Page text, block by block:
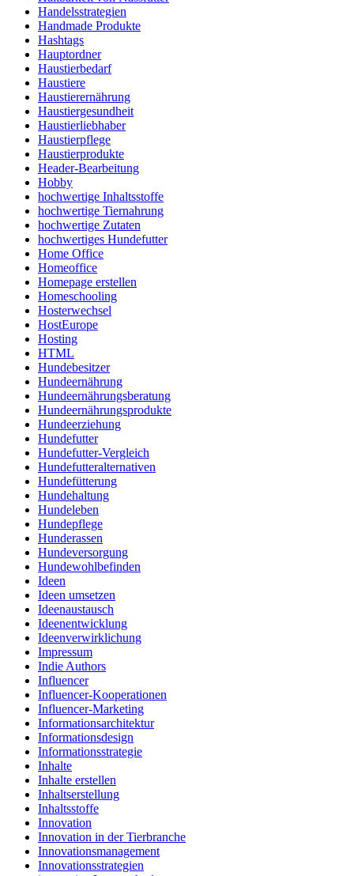
Handelsstrategien
Handmade Produkte
Hashtags
Hauptordner
Haustierbedarf
Haustiere
Haustierernährung
Haustiergesundheit
Haustierliebhaber
Haustierpflege
Haustierprodukte
Header-Bearbeitung
Hobby
hochwertige Inhaltsstoffe
hochwertige Tiernahrung
hochwertige Zutaten
hochwertiges Hundefutter
Home Office
Homeoffice
Homepage erstellen
Homeschooling
Hosterwechsel
HostEurope
Hosting
HTML
Hundebesitzer
Hundeernährung
Hundeernährungsberatung
Hundeernährungsprodukte
Hundeerziehung
Hundefutter
Hundefutter-Vergleich
Hundefutteralternativen
Hundefütterung
Hundehaltung
Hundeleben
Hundepflege
Hunderassen
Hundeversorgung
Hundewohlbefinden
Ideen
Ideen umsetzen
Ideenaustausch
Ideenentwicklung
Ideenverwirklichung
Impressum
Indie Authors
Influencer
Influencer-Kooperationen
Influencer-Marketing
Informationsarchitektur
Informationsdesign
Informationsstrategie
Inhalte
Inhalte erstellen
Inhaltserstellung
Inhaltsstoffe
Innovation
Innovation in der Tierbranche
Innovationsmanagement
Innovationsstrategien